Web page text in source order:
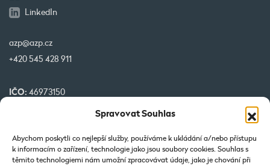
Spravovat Souhlas
Abychom poskytli co nejlepší služby, používáme k ukládání a/nebo přístupu
k informacím o zařízení, technologie jako jsou soubory cookies. Souhlas s
těmito technologiemi nám umožní zpracovávat údaje, jako je chování při
LinkedIn
azp@azp.cz
+420 545 428 911
IČO: 46973150
Naše projekty spolufinancované EU